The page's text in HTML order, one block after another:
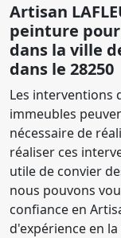
Artisan
peinture pour
dans la ville
dans le 28250
Les interventions
immeubles
nécessaire de
réaliser ces
utile de convier
nous pouvons
confiance en
d'expérience en